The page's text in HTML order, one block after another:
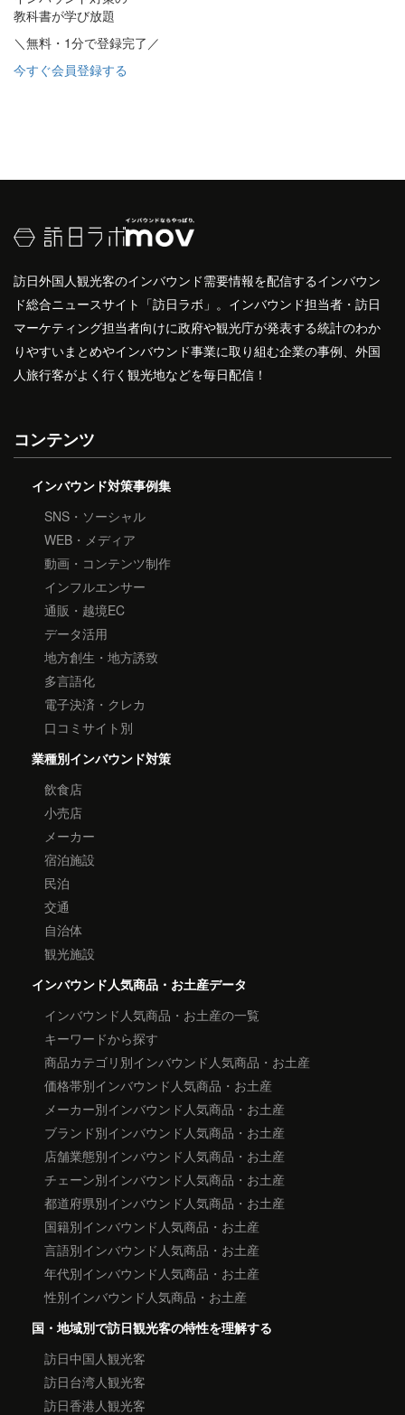
教科書が学び放題
＼無料・1分で登録完了／
今すぐ会員登録する
訪日外国人観光客のインバウンド需要情報を配信するインバウン
ド総合ニュースサイト「訪日ラボ」。インバウンド担当者・訪日
マーケティング担当者向けに政府や観光庁が発表する統計のわか
りやすいまとめやインバウンド事業に取り組む企業の事例、外国
人旅行客がよく行く観光地などを毎日配信！
コンテンツ
インバウンド対策事例集
SNS・ソーシャル
WEB・メディア
動画・コンテンツ制作
インフルエンサー
通販・越境EC
データ活用
地方創生・地方誘致
多言語化
電子決済・クレカ
口コミサイト別
業種別インバウンド対策
飲食店
小売店
メーカー
宿泊施設
民泊
交通
自治体
観光施設
インバウンド人気商品・お土産データ
インバウンド人気商品・お土産の一覧
キーワードから探す
商品カテゴリ別インバウンド人気商品・お土産
価格帯別インバウンド人気商品・お土産
メーカー別インバウンド人気商品・お土産
ブランド別インバウンド人気商品・お土産
店舗業態別インバウンド人気商品・お土産
チェーン別インバウンド人気商品・お土産
都道府県別インバウンド人気商品・お土産
国籍別インバウンド人気商品・お土産
言語別インバウンド人気商品・お土産
年代別インバウンド人気商品・お土産
性別インバウンド人気商品・お土産
国・地域別で訪日観光客の特性を理解する
訪日中国人観光客
訪日台湾人観光客
訪日香港人観光客